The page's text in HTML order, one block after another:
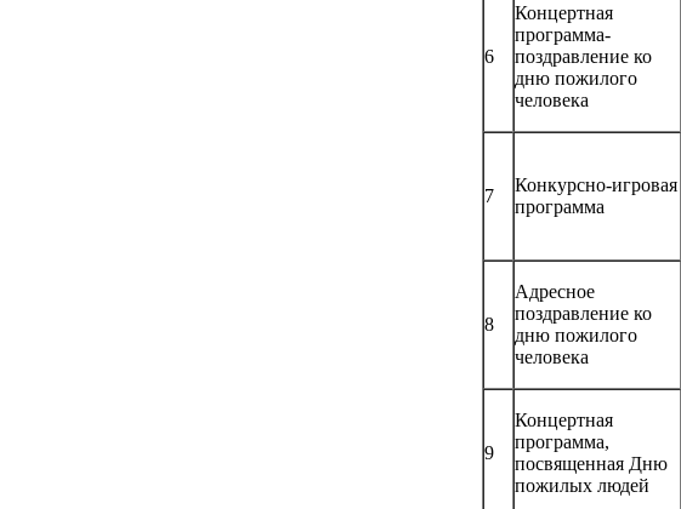
6
Концертная
программа-
поздравление ко
дню пожилого
человека
7
Конкурсно-игровая
программа
8
Адресное
поздравление ко
дню пожилого
человека
9
Концертная
программа,
посвященная Дню
пожилых людей